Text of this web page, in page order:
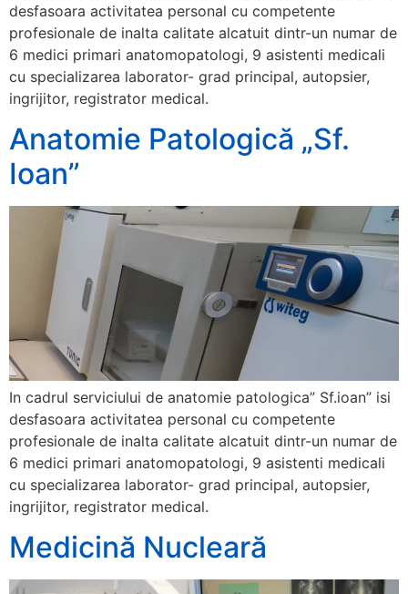
desfasoara activitatea personal cu competente
profesionale de inalta calitate alcatuit dintr-un numar de
6 medici primari anatomopatologi, 9 asistenti medicali
cu specializarea laborator- grad principal, autopsier,
ingrijitor, registrator medical.
Anatomie Patologică „Sf.
Ioan”
In cadrul serviciului de anatomie patologica” Sf.ioan” isi
desfasoara activitatea personal cu competente
profesionale de inalta calitate alcatuit dintr-un numar de
6 medici primari anatomopatologi, 9 asistenti medicali
cu specializarea laborator- grad principal, autopsier,
ingrijitor, registrator medical.
Medicină Nucleară